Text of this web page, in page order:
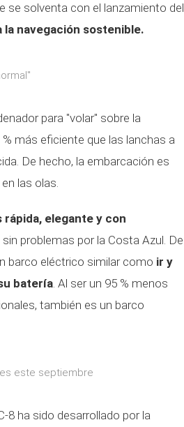
se solventa con el lanzamiento del
la navegación sostenible.
para "volar" sobre la
más eficiente que las lanchas a
De hecho, la embarcación es
las olas.
rápida, elegante y con
problemas por la Costa Azul. De
barco eléctrico similar como ir y
batería. Al ser un 95 % menos
también es un barco
este septiembre
8 ha sido desarrollado por la